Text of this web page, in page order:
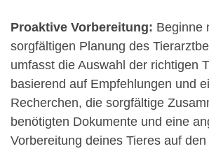
Proaktive Vorbereitung: Beginne
sorgfältigen Planung des
umfasst die Auswahl der richtigen
basierend auf Empfehlungen und
Recherchen, die sorgfältige
benötigten Dokumente und eine
Vorbereitung deines Tieres auf